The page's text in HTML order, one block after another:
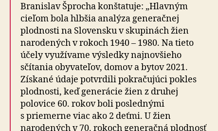
Branislav Šprocha konštatuje: „Hlavným
cieľom bola hlbšia analýza generačnej
plodnosti na Slovensku v skupinách žien
narodených v rokoch 1940 – 1980. Na tieto
účely využívame výsledky najnovšieho
sčítania obyvateľov, domov a bytov 2021.
Získané údaje potvrdili pokračujúci pokles
plodnosti, keď generácie žien z druhej
polovice 60. rokov boli poslednými
s priemerne viac ako 2 deťmi. U žien
narodených v 70. rokoch generačná plodnosť